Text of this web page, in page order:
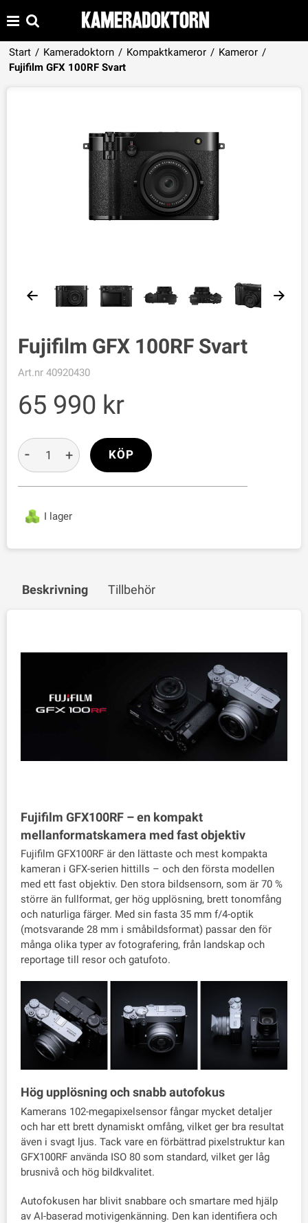
Start / Kameradoktorn / Kompaktkameror / Kameror /
Fujifilm GFX 100RF SvartProdukten har lagts i din varukorg
Fujifilm GFX 100RF Svart
Art.nr 40920430
65 990
I lager
- + KÖP
Beskrivning Tillbehör
Fujifilm GFX100RF – en kompakt
mellanformatskamera med fast objektiv
Fujifilm GFX100RF är den lättaste och mest kompakta
kameran i GFX-serien hittills – och den första modellen
med ett fast objektiv. Den stora bildsensorn, som är 70 %
större än fullformat, ger hög upplösning, brett tonomfång
och naturliga färger. Med sin fasta 35 mm f/4-optik
(motsvarande 28 mm i småbildsformat) passar den för
många olika typer av fotografering, från landskap och
reportage till resor och gatufoto.
Hög upplösning och snabb autofokus
Kamerans 102-megapixelsensor fångar mycket detaljer
och har ett brett dynamiskt omfång, vilket ger bra resultat
även i svagt ljus. Tack vare en förbättrad pixelstruktur kan
GFX100RF använda ISO 80 som standard, vilket ger låg
brusnivå och hög bildkvalitet.
Autofokusen har blivit snabbare och smartare med hjälp
av AI-baserad motivigenkänning. Den kan identifiera och